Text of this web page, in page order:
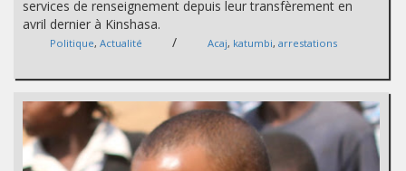
services de renseignement depuis leur transfèrement en
avril dernier à Kinshasa.
Politique, Actualité / Acaj, katumbi, arrestations